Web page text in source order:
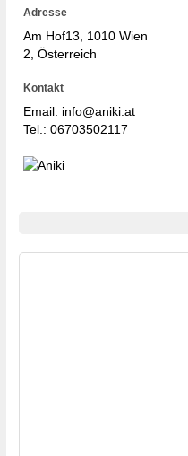
Adresse
Am Hof13 , 1010 Wien
2, Österreich
Kontakt
Email: info@aniki.at
Tel.: 06703502117